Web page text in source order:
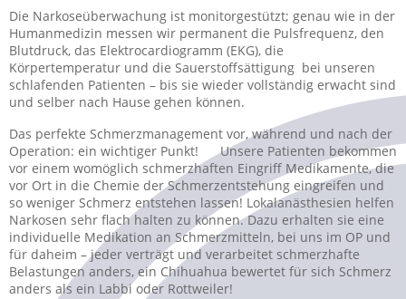
Die Narkoseüberwachung ist monitorgestützt; genau wie in der
Humanmedizin messen wir permanent die Pulsfrequenz, den
Blutdruck, das Elektrocardiogramm (EKG), die
Körpertemperatur und die Sauerstoffsättigung bei unseren
schlafenden Patienten – bis sie wieder vollständig erwacht sind
und selber nach Hause gehen können.
Das perfekte Schmerzmanagement vor, während und nach der
Operation: ein wichtiger Punkt! Unsere Patienten bekommen
vor einem womöglich schmerzhaften Eingriff Medikamente, die
vor Ort in die Chemie der Schmerzentstehung eingreifen und
so weniger Schmerz entstehen lassen! Lokalanästhesien helfen
Narkosen sehr flach halten zu können. Dazu erhalten sie eine
individuelle Medikation an Schmerzmitteln, bei uns im OP und
für daheim – jeder verträgt und verarbeitet schmerzhafte
Belastungen anders, ein Chihuahua bewertet für sich Schmerz
anders als ein Labbi oder Rottweiler!